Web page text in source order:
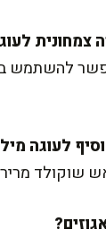
להשתמש
שוקולד